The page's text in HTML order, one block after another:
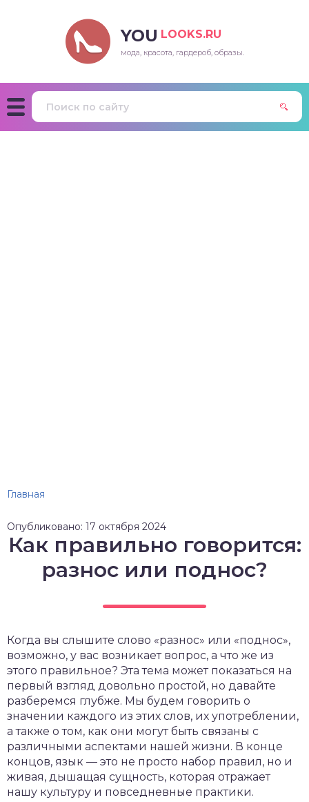
YOU LOOKS.RU
мода, красота, гардероб, образы.
Главная
Опубликовано: 17 октября 2024
Как правильно говорится:
разнос или поднос?
Когда вы слышите слово «разнос» или «поднос»,
возможно, у вас возникает вопрос, а что же из
этого правильное? Эта тема может показаться на
первый взгляд довольно простой, но давайте
разберемся глубже. Мы будем говорить о
значении каждого из этих слов, их употреблении,
а также о том, как они могут быть связаны с
различными аспектами нашей жизни. В конце
концов, язык — это не просто набор правил, но и
живая, дышащая сущность, которая отражает
нашу культуру и повседневные практики.